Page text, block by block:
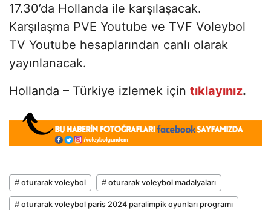
17.30’da Hollanda ile karşılaşacak.
Karşılaşma PVE Youtube ve TVF Voleybol
TV Youtube hesaplarından canlı olarak
yayınlanacak.
Hollanda – Türkiye izlemek için tıklayınız.
# oturarak voleybol # oturarak voleybol madalyaları
# oturarak voleybol paris 2024 paralimpik oyunları programı